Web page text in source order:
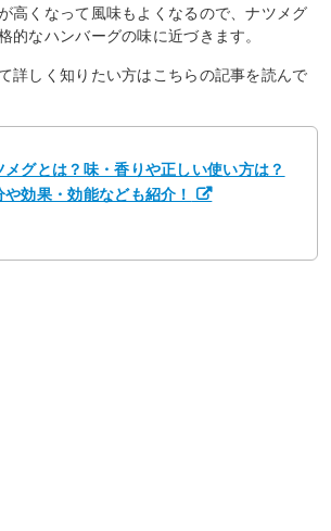
高くなって風味もよくなるので、ナツメグ
的なハンバーグの味に近づきます。
詳しく知りたい方はこちらの記事を読んで
メグとは？味・香りや正しい使い方は？
や効果・効能なども紹介！